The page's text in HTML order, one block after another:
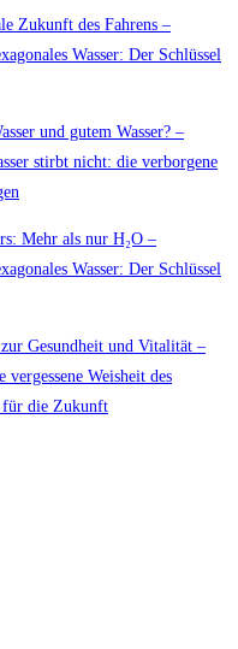
Zukunft des Fahrens –
Wasser: Der Schlüssel
und gutem Wasser? –
stirbt nicht: die verborgene
Mehr als nur H₂O –
Wasser: Der Schlüssel
Gesundheit und Vitalität –
vergessene Weisheit des
für die Zukunft